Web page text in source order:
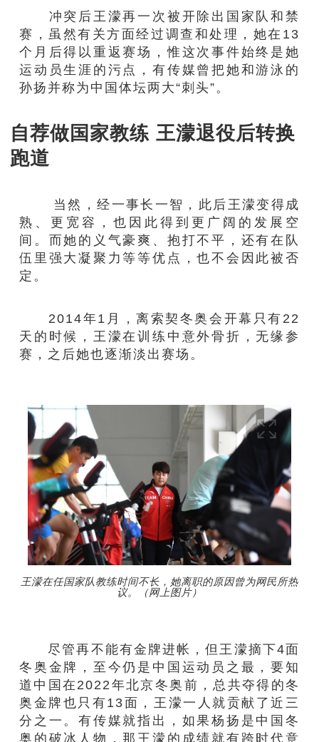
冲突后王濛再一次被开除出国家队和禁
赛，虽然有关方面经过调查和处理，她在13
个月后得以重返赛场，惟这次事件始终是她
运动员生涯的污点，有传媒曾把她和游泳的
孙扬并称为中国体坛两大“刺头”。
自荐做国家教练 王濛退役后转换
跑道
当然，经一事长一智，此后王濛变得成
熟、更宽容，也因此得到更广阔的发展空
间。而她的义气豪爽、抱打不平，还有在队
伍里强大凝聚力等等优点，也不会因此被否
定。
2014年1月，离索契冬奥会开幕只有22
天的时候，王濛在训练中意外骨折，无缘参
赛，之后她也逐渐淡出赛场。
王濛在任国家队教练时间不长，她离职的原因曾为网民所热
议。（网上图片）
尽管再不能有金牌进帐，但王濛摘下4面
冬奥金牌，至今仍是中国运动员之最，要知
道中国在2022年北京冬奥前，总共夺得的冬
奥金牌也只有13面，王濛一人就贡献了近三
分之一。有传媒就指出，如果杨扬是中国冬
奥的破冰人物，那王濛的成绩就有跨时代意